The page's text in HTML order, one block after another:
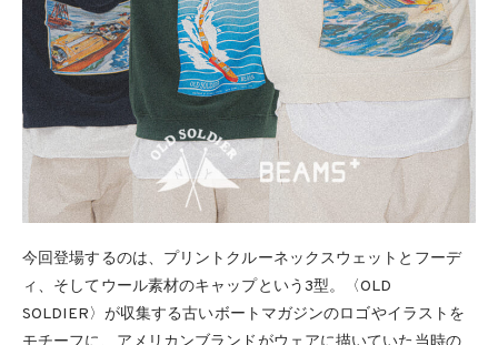
今回登場するのは、プリントクルーネックスウェットとフーデ
ィ、そしてウール素材のキャップという3型。〈OLD
SOLDIER〉が収集する古いボートマガジンのロゴやイラストを